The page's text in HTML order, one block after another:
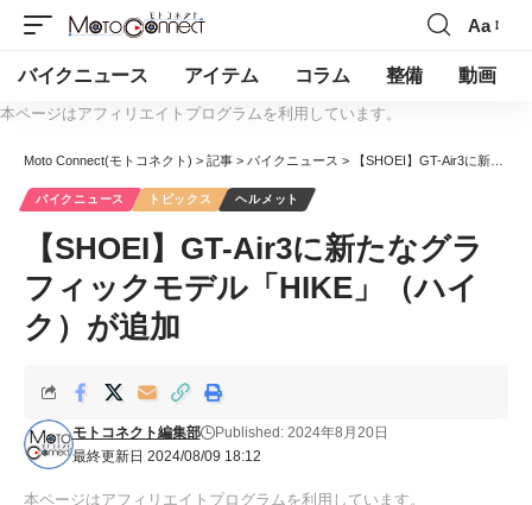
Aa
バイクニュース アイテム コラム 整備 動画
本ページはアフィリエイトプログラムを利用しています。
Moto Connect(モトコネクト) > 記事 > バイクニュース > 【SHOEI】GT-Air3に新たなグラフィックモデル「HIKE」（ハイク）が追加
バイクニュース トピックス ヘルメット
【SHOEI】GT-Air3に新たなグラ
フィックモデル「HIKE」（ハイ
ク）が追加
最終更新日 2024/08/09 18:12
モトコネクト編集部 Published: 2024年8月20日
本ページはアフィリエイトプログラムを利用しています。